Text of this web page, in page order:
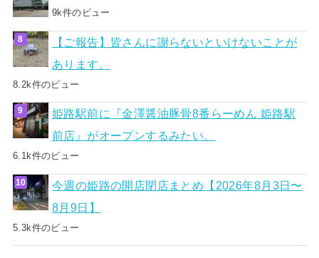
9k件のビュー
【ご報告】皆さんに謝らないといけないことが
あります。
8.2k件のビュー
姫路駅前に『金澤醤油豚骨8番らーめん 姫路駅
前店』がオープンするみたい。
6.1k件のビュー
今週の姫路の開店閉店まとめ【2026年8月3日〜
8月9日】
5.3k件のビュー